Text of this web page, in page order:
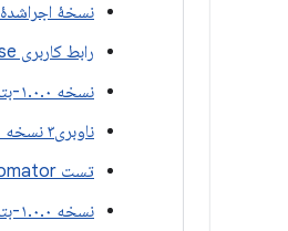
نسخهٔ اجراشدهٔ Compose 1.11.0-beta01
رابط کاربری Compose نسخه ۱.۱۱.۰-بتا۰۱
نسخه ۱.۰.۰-بتا۰۱ از شبکه Uwb اصلی
ناوبری۳ نسخه ۱.۱.۰-بتا۰۱
تست UIAutomator نسخه ۲.۴.۰-بتا۰۲
نسخه ۱.۰.۰-بتا۰۱ بنیاد تلویزیون